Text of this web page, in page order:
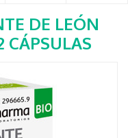
DE LEÓN